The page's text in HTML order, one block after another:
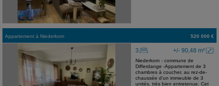
Appartement à Niederkorn 520 000 €
+/- 90,48 m²
3
Niederkorn - commune de
Differdange -Appartement de 3
chambres à coucher, au rez-de-
chaussée d'un immeuble de 3
unités, très bien entretenue. Cet